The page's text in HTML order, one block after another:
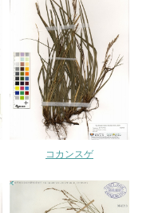
コカンスゲ